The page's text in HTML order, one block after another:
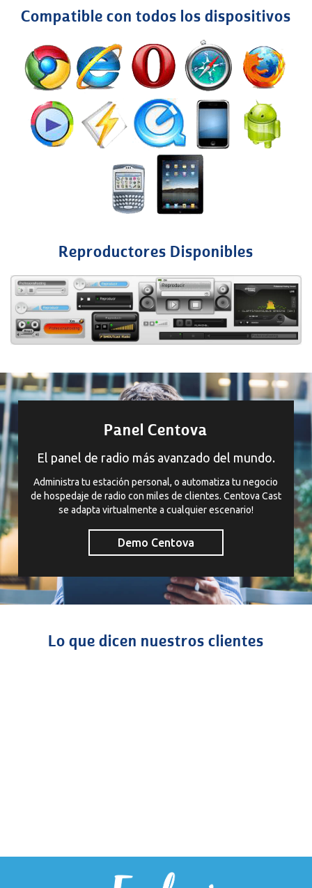
Compatible con todos los dispositivos
Reproductores Disponibles
Panel Centova
El panel de radio más avanzado del mundo.
Administra tu estación personal, o automatiza tu negocio
de hospedaje de radio con miles de clientes. Centova Cast
se adapta virtualmente a cualquier escenario!
Demo Centova
Lo que dicen nuestros clientes